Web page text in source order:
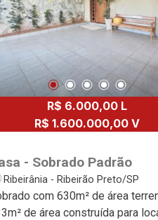
R$ 6.000,00 L
R$ 1.600.000,00 V
- Sobrado Padrão
Ribeirânia - Ribeirão Preto/SP
com 630m² de área
de área construída para